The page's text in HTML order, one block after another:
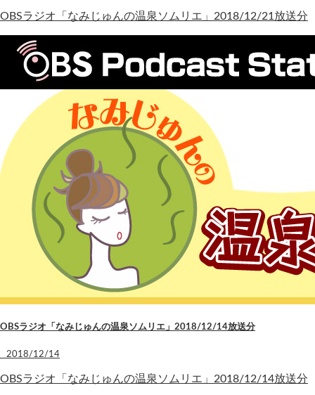
OBSラジオ「なみじゅんの温泉ソムリエ」2018/12/21放送分
OBSラジオ「なみじゅんの温泉ソムリエ」2018/12/14放送分
2018/12/14
OBSラジオ「なみじゅんの温泉ソムリエ」2018/12/14放送分